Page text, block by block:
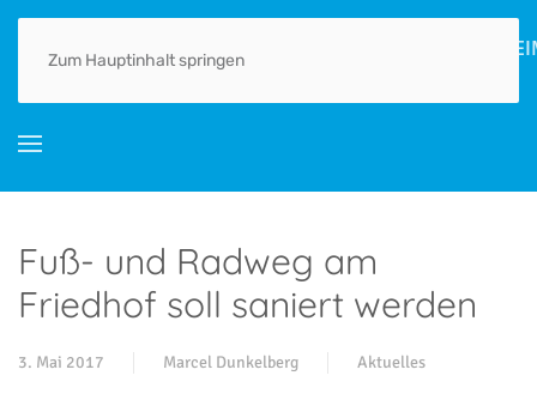
Zum Hauptinhalt springen
HOME AKTUELLES ORTSGESCHICHTE(N) GEWERBE
Fuß- und Radweg am
Friedhof soll saniert werden
3. Mai 2017 Marcel Dunkelberg Aktuelles